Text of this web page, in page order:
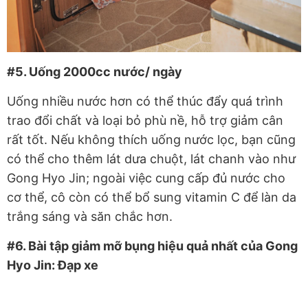
#5. Uống 2000cc nước/ ngày
Uống nhiều nước hơn có thể thúc đẩy quá trình
trao đổi chất và loại bỏ phù nề, hỗ trợ giảm cân
rất tốt. Nếu không thích uống nước lọc, bạn cũng
có thể cho thêm lát dưa chuột, lát chanh vào như
Gong Hyo Jin; ngoài việc cung cấp đủ nước cho
cơ thể, cô còn có thể bổ sung vitamin C để làn da
trắng sáng và săn chắc hơn.
#6. Bài tập giảm mỡ bụng hiệu quả nhất của Gong
Hyo Jin: Đạp xe